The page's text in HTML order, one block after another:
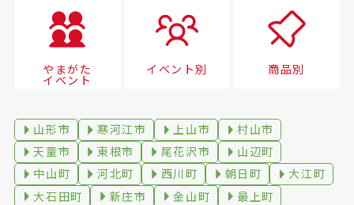
やまがた
イベント
イベント別 商品別
山形市 寒河江市 上山市
村山市
天童市
東根市 尾花沢市
山辺町
中山町
河北町 西川町 朝日町
大江町
大石田町
新庄市 金山町
最上町